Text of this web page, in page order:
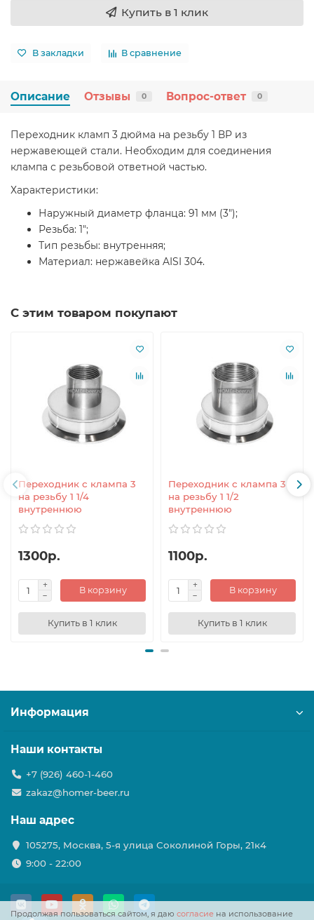
Купить в 1 клик
В закладки В сравнение
Описание Отзывы 0 Вопрос-ответ 0
Переходник кламп 3 дюйма на резьбу 1 ВР из
нержавеющей стали. Необходим для соединения
клампа с резьбовой ответной частью.
Характеристики:
Наружный диаметр фланца: 91 мм (3");
Резьба: 1";
Тип резьбы: внутренняя;
Материал: нержавейка AISI 304.
С этим товаром покупают
Переходник с клампа 3
на резьбу 1 1/4
внутреннюю
1300р.
В корзину
Купить в 1 клик
Переходник с клампа 3
на резьбу 1 1/2
внутреннюю
1100р.
В корзину
Купить в 1 клик
Продолжая пользоваться сайтом, я даю согласие на использование
Информация
Наши контакты
+7 (926) 460-1-460
zakaz@homer-beer.ru
Наш адрес
105275, Москва, 5-я улица Соколиной Горы, 21к4
9:00 - 22:00